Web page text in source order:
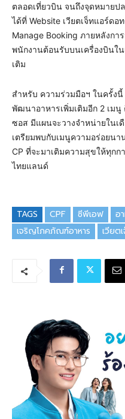
ตลอดเที่ยวบิน จนถึงจุดหมายป
ได้ที่ Website เวียตเจ็ทแอร์ด
Manage Booking ภายหลังกา
พนักงานต้อนรับบนเครื่องบินใ
เติม
สำหรับ ความร่วมมือฯ ในครั้ง
พัฒนาอาหารเพิ่มเติมอีก 2 เม
ซอส มีแผนจะวางจำหน่ายในเ
เตรียมพบกับเมนูความอร่อยน
CP ที่จะมาเติมความสุขให้ทุกก
ไทยแลนด์
TAGS CPF ซีพีเอฟ
อ
เจริญโภคภัณฑ์อาหาร
เวียต